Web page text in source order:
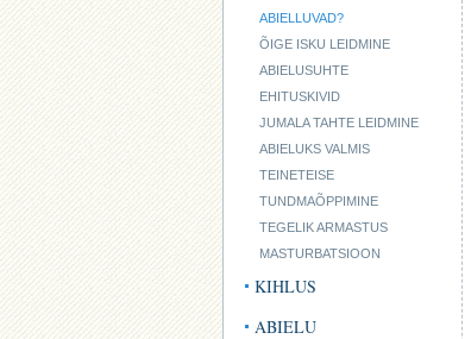
ABIELLUVAD?
ÕIGE ISKU LEIDMINE
ABIELUSUHTE
EHITUSKIVID
JUMALA TAHTE LEIDMINE
ABIELUKS VALMIS
TEINETEISE
TUNDMAÕPPIMINE
TEGELIK ARMASTUS
MASTURBATSIOON
KIHLUS
ABIELU